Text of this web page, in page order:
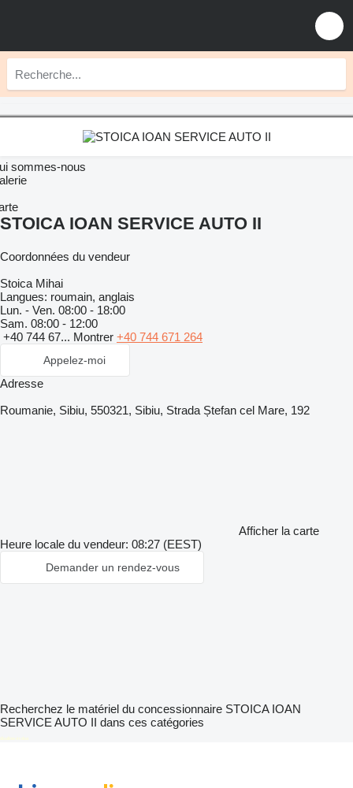
sommes-nous
STOICA IOAN SERVICE AUTO II
Coordonnées du vendeur
Stoica Mihai
Langues: roumain, anglais
Lun. - Ven. 08:00 - 18:00
Sam. 08:00 - 12:00
+40 744 67... Montrer +40 744 671 264
Appelez-moi
Adresse
Roumanie, Sibiu, 550321, Sibiu, Strada Ștefan cel Mare, 192
Afficher la carte
Heure locale du vendeur: 08:27 (EEST)
Demander un rendez-vous
Recherchez le matériel du concessionnaire STOICA IOAN
SERVICE AUTO II dans ces catégories
disallow-in-dsa